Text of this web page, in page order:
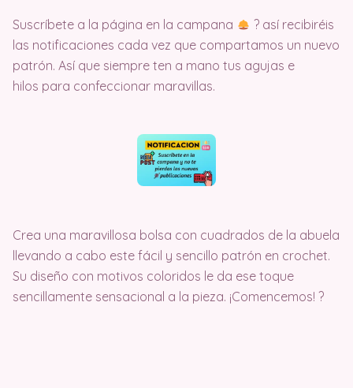
Suscríbete a la página en la campana
?️ así recibiréis
las notificaciones cada vez que compartamos un nuevo
patrón. Así que siempre ten a mano tus agujas e
hilos para confeccionar maravillas.
Crea una maravillosa bolsa con cuadrados de la abuela
llevando a cabo este fácil y sencillo patrón en crochet.
Su diseño con motivos coloridos le da ese toque
sencillamente sensacional a la pieza. ¡Comencemos! ?